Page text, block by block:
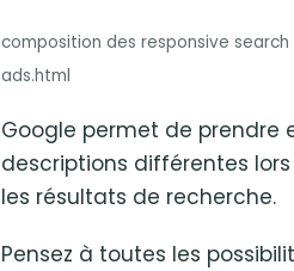
composition des responsive
ads.html
Google permet de prendre
descriptions différentes
les résultats de recherche.
Pensez à toutes les